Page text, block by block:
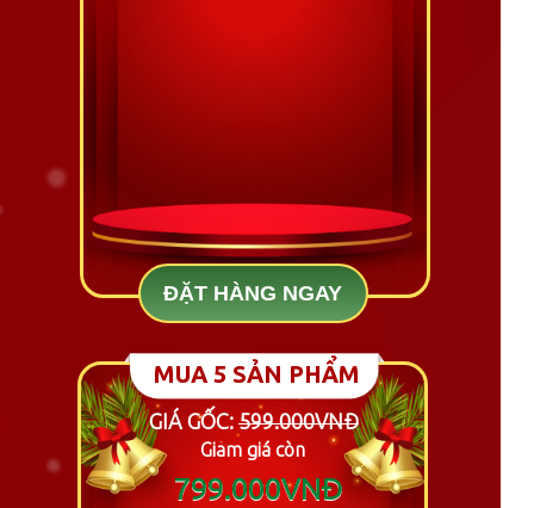
ĐẶT HÀNG NGAY
MUA 5 SẢN PHẨM
GIÁ GỐC: 599.000VNĐ
Giảm giá còn
799.000VNĐ